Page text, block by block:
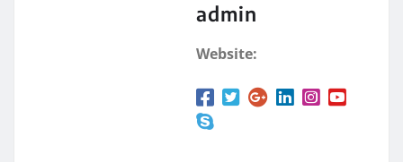
admin
Website: